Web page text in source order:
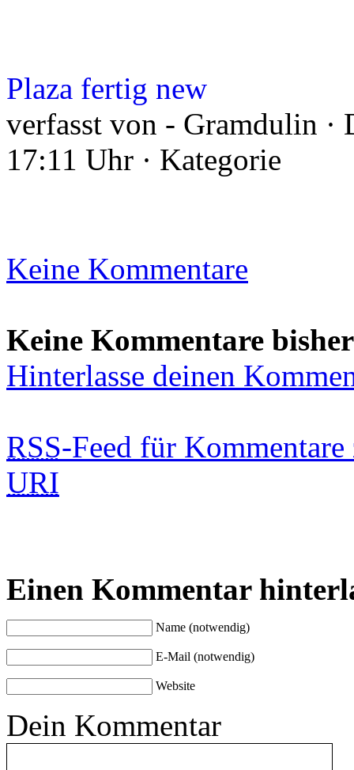
Plaza fertig new
verfasst von - Gramdulin ·
17:11 Uhr · Kategorie
Keine Kommentare
Keine Kommentare bisher
Hinterlasse deinen
RSS-Feed für
URI
Einen Kommentar
Name (notwendig)
E-Mail (notwendig)
Website
Dein Kommentar